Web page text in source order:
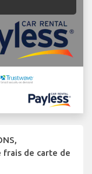
frais de carte de